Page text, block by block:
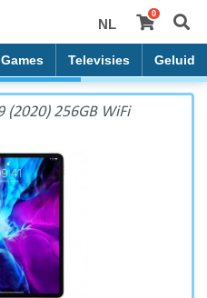
NL
0
Games Televisies Geluid
256GB WiFi
(2020) 256GB WiFi